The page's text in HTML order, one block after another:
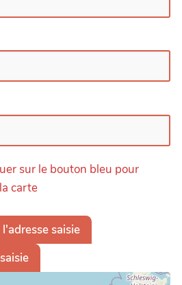
sur le bouton bleu pour
carte
saisie